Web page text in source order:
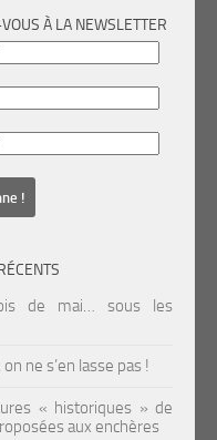
À LA NEWSLETTER
de mai… sous les
on ne s’en lasse pas !
« historiques » de
aux enchères